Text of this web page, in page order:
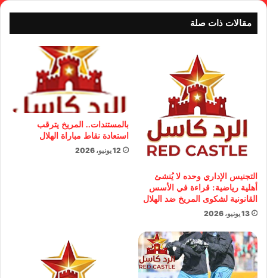
مقالات ذات صلة
التجنيس الإداري وحده لا يُنشئ
أهلية رياضية: قراءة في الأسس
القانونية لشكوى المريخ ضد الهلال
13 يونيو، 2026
بالمستندات.. المريخ يترقب
استعادة نقاط مباراة الهلال
12 يونيو، 2026